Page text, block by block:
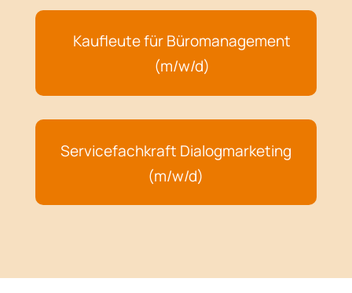
Kaufleute für Büromanagement
(m/w/d)
Servicefachkraft Dialogmarketing
(m/w/d)